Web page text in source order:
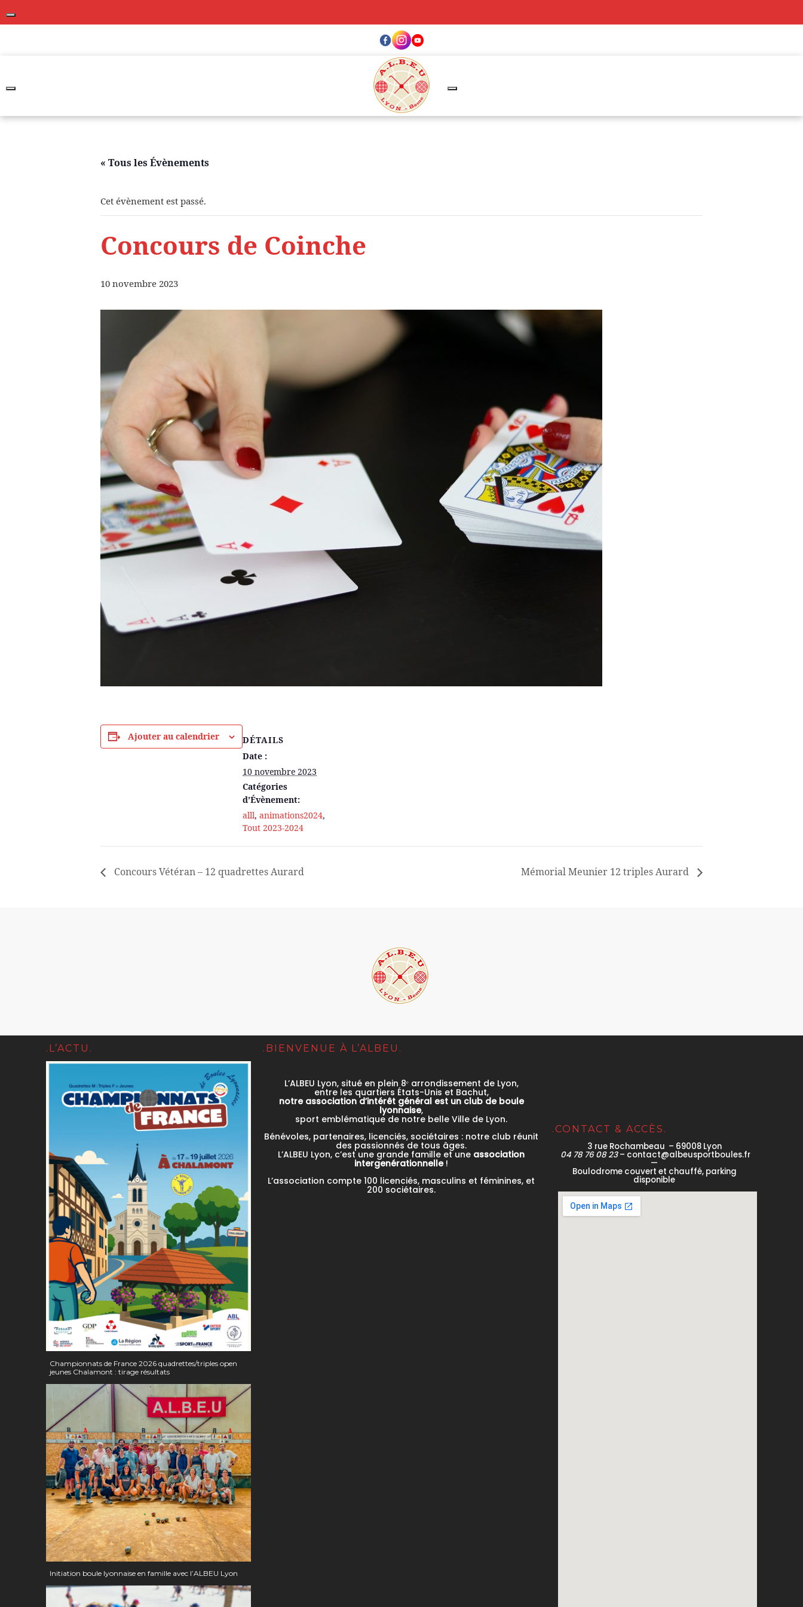
« Tous les Évènements
Cet évènement est passé.
Concours de Coinche
10 novembre 2023
Ajouter au calendrier
DÉTAILS
Date :
10 novembre 2023
Catégories
d’Évènement:
alll, animations2024,
Tout 2023-2024
Concours Vétéran – 12 quadrettes Aurard Mémorial Meunier 12 triples Aurard
.L’ACTU.
Championnats de France 2026 quadrettes/triples open
jeunes Chalamont : tirage résultats
Initiation boule lyonnaise en famille avec l’ALBEU Lyon
.BIENVENUE À L’ALBEU.
L’ALBEU Lyon, situé en plein 8ᵉ arrondissement de Lyon,
entre les quartiers États-Unis et Bachut,
notre association d’intérêt général est un club de boule
lyonnaise,
sport emblématique de notre belle Ville de Lyon.
Bénévoles, partenaires, licenciés, sociétaires : notre club réunit
des passionnés de tous âges.
L’ALBEU Lyon, c’est une grande famille et une association
intergenérationnelle!
L’association compte 100 licenciés, masculins et féminines, et
200 sociétaires.
.CONTACT & ACCÈS.
3 rue Rochambeau – 69008 Lyon
04 78 76 08 23– contact@albeusportboules.fr
—
Boulodrome couvert et chauffé, parking
disponible